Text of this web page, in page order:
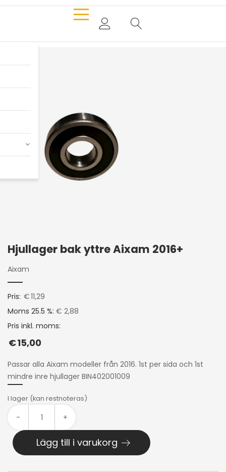
Hjullager bak yttre Aixam 2016+
Aixam
Pris: €11,29
Moms 25.5 %: € 2,88
Pris inkl. moms:
€15,00
Passar alla Aixam modeller från 2016. 1st per sida och 1st
mindre inre hjullager BIN402001009
I lager (kan restnoteras)
- +
Lägg till i varukorg